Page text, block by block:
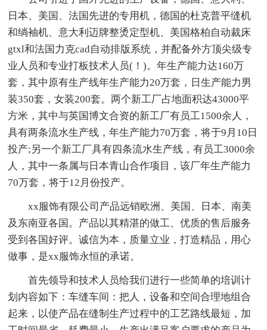
日本、美国、法国先进的专用机，德国的杜克普平缝机
和绱袖机、意大利迈牌整烫定型机、美国格柏自动裁床
gtxl和法国力克cad自动排版系统，并配备外方顶尖级专
业人员和专业打板技术人员(！)。年生产能力达160万
套，其中原有生产线年生产能力20万套，日生产能力男
装350套，女装200套。两个新工厂占地面积达43000平
方米，其中与英国博文合资的新工厂有员工1500余人，
具有两条流水生产线，年生产能力70万套，将于9月10日
投产;另一个新工厂具有四条流水生产线，有员工3000余
人，其中一条属与日本青山合作项目，该厂年生产能力
70万套，将于12月份投产。
xx服饰有限公司产品远销欧洲、美国、日本、南美
及东南亚各国。产品以其精湛的做工、优质的售后服务
受到各国好评。诚信为本，质量立业，打造精品，用心
做事，是xx服饰永恒的承诺。
首先领导和技术人员给我们进行一些简单的培训计
划内容如下：车缝车间：把人，设备和空间合理地组合
起来，以使产品在缝制生产过程中的工艺路线最短，加